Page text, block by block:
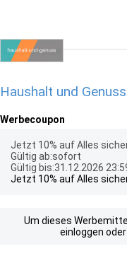
Haushalt und
Werbecoupon
Jetzt 10% auf Alles
Gültig ab:sofort
Gültig bis:31.12.2026
Jetzt 10% auf Alles
Um dieses
einloggen